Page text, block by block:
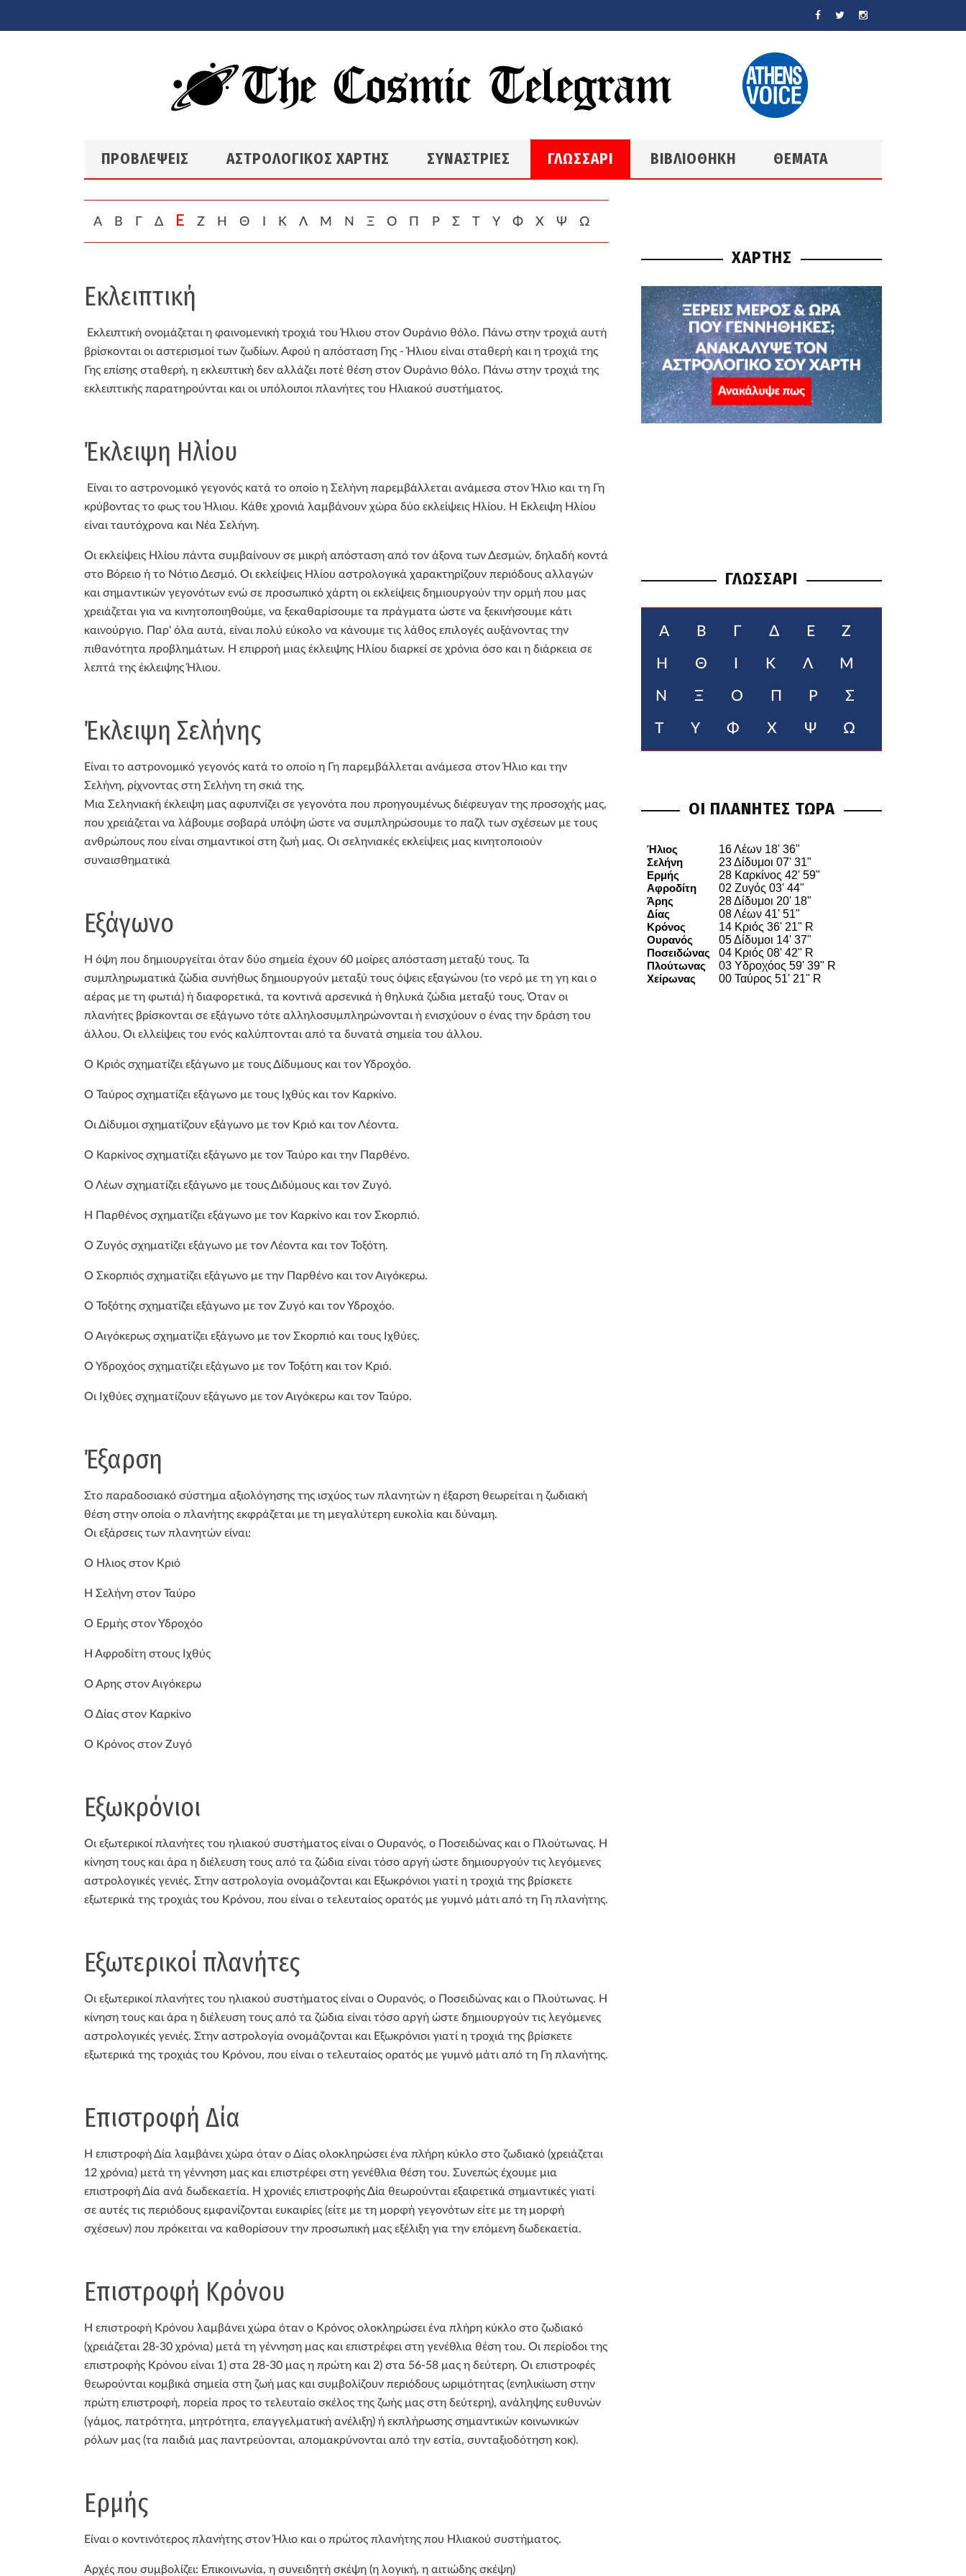
ΠΡΟΒΛΕΨΕΙΣ ΑΣΤΡΟΛΟΓΙΚΟΣ ΧΑΡΤΗΣ ΣΥΝΑΣΤΡΙΕΣ ΓΛΩΣΣΑΡΙ ΒΙΒΛΙΟΘΗΚΗ ΘΕΜΑΤΑ
Α Β Γ Δ Ε Ζ Η Θ Κ Λ Μ Ν Ξ Ο Π Ρ Σ Τ Υ Φ Χ Ψ Ω
Εκλειπτική
Εκλειπτική ονομάζεται η φαινομενική τροχιά του Ήλιου στον Ουράνιο θόλο. Πάνω στην τροχιά αυτή
βρίσκονται οι αστερισμοί των ζωδίων. Αφού η απόσταση Γης - Ήλιου είναι σταθερή και η τροχιά της
Γης επίσης σταθερή, η εκλειπτική δεν αλλάζει ποτέ θέση στον Ουράνιο θόλο. Πάνω στην τροχιά της
εκλειπτικής παρατηρούνται και οι υπόλοιποι πλανήτες του Ηλιακού συστήματος.
Έκλειψη Ηλίου
Είναι το αστρονομικό γεγονός κατά το οποίο η Σελήνη παρεμβάλλεται ανάμεσα στον Ήλιο και τη Γη
κρύβοντας το φως του Ήλιου. Κάθε χρονιά λαμβάνουν χώρα δύο εκλείψεις Ηλίου. Η Έκλειψη Ηλίου
είναι ταυτόχρονα και Νέα Σελήνη.
Οι εκλείψεις Ηλίου πάντα συμβαίνουν σε μικρή απόσταση από τον άξονα των Δεσμών, δηλαδή κοντά
στο Βόρειο ή το Νότιο Δεσμό. Οι εκλείψεις Ηλίου αστρολογικά χαρακτηρίζουν περιόδους αλλαγών
και σημαντικών γεγονότων ενώ σε προσωπικό χάρτη οι εκλείψεις δημιουργούν την ορμή που μας
χρειάζεται για να κινητοποιηθούμε, να ξεκαθαρίσουμε τα πράγματα ώστε να ξεκινήσουμε κάτι
καινούργιο. Παρ' όλα αυτά, είναι πολύ εύκολο να κάνουμε τις λάθος επιλογές αυξάνοντας την
πιθανότητα προβλημάτων. Η επιρροή μιας έκλειψης Ηλίου διαρκεί σε χρόνια όσο και η διάρκεια σε
λεπτά της έκλειψης Ήλιου.
Έκλειψη Σελήνης
Είναι το αστρονομικό γεγονός κατά το οποίο η Γη παρεμβάλλεται ανάμεσα στον Ήλιο και την
Σελήνη, ρίχνοντας στη Σελήνη τη σκιά της.
Μια Σεληνιακή έκλειψη μας αφυπνίζει σε γεγονότα που προηγουμένως διέφευγαν της προσοχής μας,
που χρειάζεται να λάβουμε σοβαρά υπόψη ώστε να συμπληρώσουμε το παζλ των σχέσεων με τους
ανθρώπους που είναι σημαντικοί στη ζωή μας. Οι σεληνιακές εκλείψεις μας κινητοποιούν
συναισθηματικά
Εξάγωνο
Η όψη που δημιουργείται όταν δύο σημεία έχουν 60 μοίρες απόσταση μεταξύ τους. Τα
συμπληρωματικά ζώδια συνήθως δημιουργούν μεταξύ τους όψεις εξαγώνου (το νερό με τη γη και ο
αέρας με τη φωτιά) ή διαφορετικά, τα κοντινά αρσενικά ή θηλυκά ζώδια μεταξύ τους. Όταν οι
πλανήτες βρίσκονται σε εξάγωνο τότε αλληλοσυμπληρώνονται ή ενισχύουν ο ένας την δράση του
άλλου. Οι ελλείψεις του ενός καλύπτονται από τα δυνατά σημεία του άλλου.
Ο Κριός σχηματίζει εξάγωνο με τους Δίδυμους και τον Υδροχόο.
Ο Ταύρος σχηματίζει εξάγωνο με τους Ιχθύς και τον Καρκίνο.
Οι Δίδυμοι σχηματίζουν εξάγωνο με τον Κριό και τον Λέοντα.
Ο Καρκίνος σχηματίζει εξάγωνο με τον Ταύρο και την Παρθένο.
Ο Λέων σχηματίζει εξάγωνο με τους Διδύμους και τον Ζυγό.
Η Παρθένος σχηματίζει εξάγωνο με τον Καρκίνο και τον Σκορπιό.
Ο Ζυγός σχηματίζει εξάγωνο με τον Λέοντα και τον Τοξότη.
Ο Σκορπιός σχηματίζει εξάγωνο με την Παρθένο και τον Αιγόκερω.
Ο Τοξότης σχηματίζει εξάγωνο με τον Ζυγό και τον Υδροχόο.
Ο Αιγόκερως σχηματίζει εξάγωνο με τον Σκορπιό και τους Ιχθύες.
Ο Υδροχόος σχηματίζει εξάγωνο με τον Τοξότη και τον Κριό.
Οι Ιχθύες σχηματίζουν εξάγωνο με τον Αιγόκερω και τον Ταύρο.
Έξαρση
Στο παραδοσιακό σύστημα αξιολόγησης της ισχύος των πλανητών η έξαρση θεωρείται η ζωδιακή
θέση στην οποία ο πλανήτης εκφράζεται με τη μεγαλύτερη ευκολία και δύναμη.
Οι εξάρσεις των πλανητών είναι:
Ο Ήλιος στον Κριό
Η Σελήνη στον Ταύρο
Ο Ερμής στον Υδροχόο
Η Αφροδίτη στους Ιχθύς
Ο Άρης στον Αιγόκερω
Ο Δίας στον Καρκίνο
Ο Κρόνος στον Ζυγό
Εξωκρόνιοι
Οι εξωτερικοί πλανήτες του ηλιακού συστήματος είναι ο Ουρανός, ο Ποσειδώνας και ο Πλούτωνας. Η
κίνηση τους και άρα η διέλευση τους από τα ζώδια είναι τόσο αργή ώστε δημιουργούν τις λεγόμενες
αστρολογικές γενιές. Στην αστρολογία ονομάζονται και Εξωκρόνιοι γιατί η τροχιά της βρίσκετε
εξωτερικά της τροχιάς του Κρόνου, που είναι ο τελευταίος ορατός με γυμνό μάτι από τη Γη πλανήτης.
Εξωτερικοί πλανήτες
Οι εξωτερικοί πλανήτες του ηλιακού συστήματος είναι ο Ουρανός, ο Ποσειδώνας και ο Πλούτωνας. Η
κίνηση τους και άρα η διέλευση τους από τα ζώδια είναι τόσο αργή ώστε δημιουργούν τις λεγόμενες
αστρολογικές γενιές. Στην αστρολογία ονομάζονται και Εξωκρόνιοι γιατί η τροχιά της βρίσκετε
εξωτερικά της τροχιάς του Κρόνου, που είναι ο τελευταίος ορατός με γυμνό μάτι από τη Γη πλανήτης.
Επιστροφή Δία
Η επιστροφή Δία λαμβάνει χώρα όταν ο Δίας ολοκληρώσει ένα πλήρη κύκλο στο ζωδιακό (χρειάζεται
12 χρόνια) μετά τη γέννηση μας και επιστρέφει στη γενέθλια θέση του. Συνεπώς έχουμε μια
επιστροφή Δία ανά δωδεκαετία. Η χρονιές επιστροφής Δία θεωρούνται εξαιρετικά σημαντικές γιατί
σε αυτές τις περιόδους εμφανίζονται ευκαιρίες (είτε με τη μορφή γεγονότων είτε με τη μορφή
σχέσεων) που πρόκειται να καθορίσουν την προσωπική μας εξέλιξη για την επόμενη δωδεκαετία.
Επιστροφή Κρόνου
Η επιστροφή Κρόνου λαμβάνει χώρα όταν ο Κρόνος ολοκληρώσει ένα πλήρη κύκλο στο ζωδιακό
(χρειάζεται 28-30 χρόνια) μετά τη γέννηση μας και επιστρέφει στη γενέθλια θέση του. Οι περίοδοι της
επιστροφής Κρόνου είναι 1) στα 28-30 μας η πρώτη και 2) στα 56-58 μας η δεύτερη. Οι επιστροφές
θεωρούνται κομβικά σημεία στη ζωή μας και συμβολίζουν περιόδους ωριμότητας (ενηλικίωση στην
πρώτη επιστροφή, πορεία προς το τελευταίο σκέλος της ζωής μας στη δεύτερη), ανάληψης ευθυνών
(γάμος, πατρότητα, μητρότητα, επαγγελματική ανέλιξη) ή εκπλήρωσης σημαντικών κοινωνικών
ρόλων μας (τα παιδιά μας παντρεύονται, απομακρύνονται από την εστία, συνταξιοδότηση κοκ).
Ερμής
Είναι ο κοντινότερος πλανήτης στον Ήλιο και ο πρώτος πλανήτης που Ηλιακού συστήματος.
Αρχές που συμβολίζει: Επικοινωνία, η συνειδητή σκέψη (η λογική, η αιτιώδης σκέψη)
ΧΑΡΤΗΣ
ΓΛΩΣΣΑΡΙ
Α Β Γ Δ Ε Ζ
Η Θ Κ Λ Μ
Ν Ξ Ο Π Ρ Σ
Τ Υ Φ Χ Ψ Ω
ΟΙ ΠΛΑΝΗΤΕΣ ΤΩΡΑ